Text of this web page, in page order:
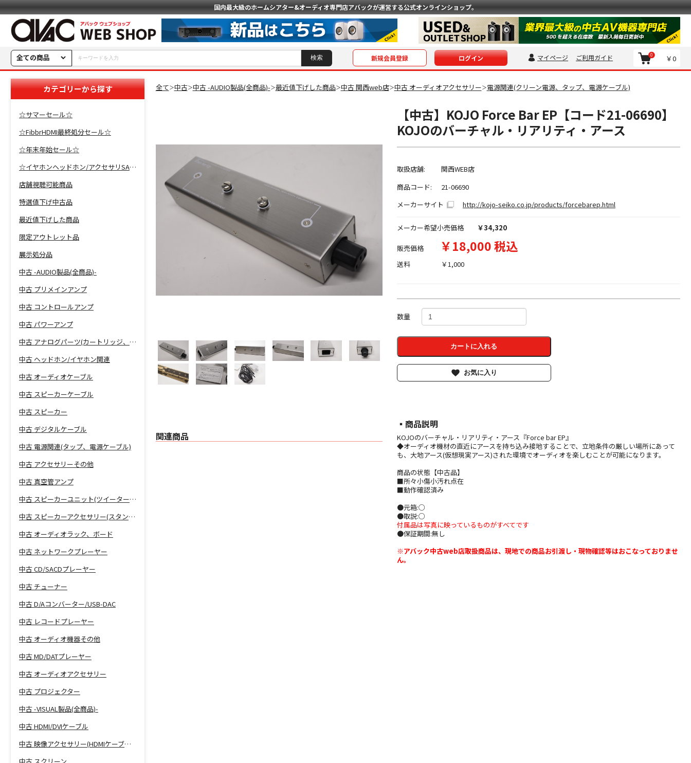
国内最大級のホームシアター&オーディオ専門店アバックが運営する公式オンラインショップ。
全ての商品 新規会員登録 ログイン マイページ ご利用ガイド ￥0
0
カテゴリーから探す
☆サマーセール☆
☆FibbrHDMI最終処分セール☆
☆年末年始セール☆
☆イヤホンヘッドホン/アクセサリSALE☆
店舗視聴可能商品
特選値下げ中古品
最近値下げした商品
限定アウトレット品
展示処分品
中古 -AUDIO製品(全商品)-
中古 プリメインアンプ
中古 コントロールアンプ
中古 パワーアンプ
中古 アナログパーツ(カートリッジ、シェル等)
中古 ヘッドホン/イヤホン関連
中古 オーディオケーブル
中古 スピーカーケーブル
中古 スピーカー
中古 デジタルケーブル
中古 電源関連(タップ、電源ケーブル)
中古 アクセサリーその他
中古 真空管アンプ
中古 スピーカーユニット(ツイーター、ウーファー等)
中古 スピーカーアクセサリー(スタンド等)
中古 オーディオラック、ボード
中古 ネットワークプレーヤー
中古 CD/SACDプレーヤー
中古 チューナー
中古 D/Aコンバーター/USB-DAC
中古 レコードプレーヤー
中古 オーディオ機器その他
中古 MD/DATプレーヤー
中古 オーディオアクセサリー
中古 プロジェクター
中古 -VISUAL製品(全商品)-
中古 HDMI/DVIケーブル
中古 映像アクセサリー(HDMIケーブル等)
全て＞中古＞中古 -AUDIO製品(全商品)-＞最近値下げした商品＞中古 関西web店＞中古 オーディオアクセサリー＞電源関連(クリーン電源、タップ、電源ケーブル)
関連商品
【中古】KOJO Force Bar EP【コード21-06690】
KOJOのバーチャル・リアリティ・アース
取扱店舗:
関西WEB店
商品コード:
21-06690
メーカーサイト
http://kojo-seiko.co.jp/products/forcebarep.html
メーカー希望小売価格 ￥34,320
販売価格 ￥18,000 税込
送料 ￥1,000
数量
カートに入れる
お気に入り
▪︎商品説明
KOJOのバーチャル・リアリティ・アース『Force bar EP』
◆オーディオ機材の直近にアースを持ち込み接地することで、立地条件の厳しい場所にあって
も、大地アース(仮想現実アース)された環境でオーディオを楽しむことが可能になります。
商品の状態【中古品】
■所々小傷小汚れ点在
■動作確認済み
●元箱:○
●取説:○
付属品は写真に映っているものがすべてです
●保証期間:無し
※アバック中古web店取扱商品は、現地での商品お引渡し・現物確認等はおこなっておりませ
ん。